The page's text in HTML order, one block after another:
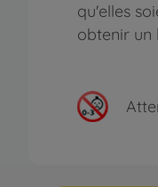
qu'elles
obtenir un